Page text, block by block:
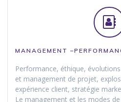
MANAGEMENT
Performance, éthique,
et management de projet,
expérience client, stratégie
Le management et les modes